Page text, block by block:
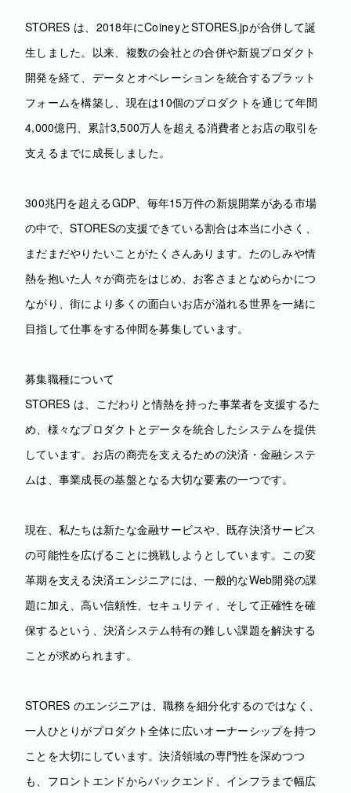
STORES は、2018年にCoineyとSTORES.jpが合併して誕
生しました。以来、複数の会社との合併や新規プロダクト
開発を経て、データとオペレーションを統合するプラット
フォームを構築し、現在は10個のプロダクトを通じて年間
4,000億円、累計3,500万人を超える消費者とお店の取引を
支えるまでに成長しました。
300兆円を超えるGDP、毎年15万件の新規開業がある市場
の中で、STORESの支援できている割合は本当に小さく、
まだまだやりたいことがたくさんあります。たのしみや情
熱を抱いた人々が商売をはじめ、お客さまとなめらかにつ
ながり、街により多くの面白いお店が溢れる世界を一緒に
目指して仕事をする仲間を募集しています。
募集職種について
STORES は、こだわりと情熱を持った事業者を支援するた
め、様々なプロダクトとデータを統合したシステムを提供
しています。お店の商売を支えるための決済・金融システ
ムは、事業成長の基盤となる大切な要素の一つです。
現在、私たちは新たな金融サービスや、既存決済サービス
の可能性を広げることに挑戦しようとしています。この変
革期を支える決済エンジニアには、一般的なWeb開発の課
題に加え、高い信頼性、セキュリティ、そして正確性を確
保するという、決済システム特有の難しい課題を解決する
ことが求められます。
STORES のエンジニアは、職務を細分化するのではなく、
一人ひとりがプロダクト全体に広いオーナーシップを持つ
ことを大切にしています。決済領域の専門性を深めつつ
も、フロントエンドからバックエンド、インフラまで幅広